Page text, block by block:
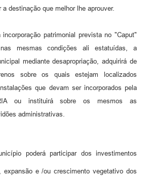
a destinação que melhor lhe aprouver.
patrimonial prevista no "Caput"
mesmas condições ali estatuídas, a
mediante desapropriação, adquirirá de
sobre os quais estejam localizados
que devam ser incorporados pela
ou instituirá sobre os mesmos as
administrativas.
poderá participar dos investimentos
expansão e /ou crescimento vegetativo dos